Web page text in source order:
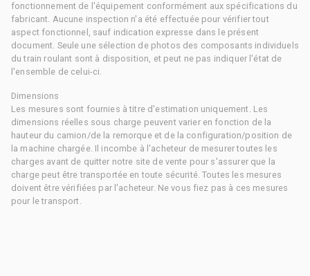
fonctionnement de l'équipement conformément aux spécifications du
fabricant. Aucune inspection n'a été effectuée pour vérifier tout
aspect fonctionnel, sauf indication expresse dans le présent
document. Seule une sélection de photos des composants individuels
du train roulant sont à disposition, et peut ne pas indiquer l'état de
l'ensemble de celui-ci.
Dimensions
Les mesures sont fournies à titre d'estimation uniquement. Les
dimensions réelles sous charge peuvent varier en fonction de la
hauteur du camion/de la remorque et de la configuration/position de
la machine chargée. Il incombe à l'acheteur de mesurer toutes les
charges avant de quitter notre site de vente pour s'assurer que la
charge peut être transportée en toute sécurité. Toutes les mesures
doivent être vérifiées par l'acheteur. Ne vous fiez pas à ces mesures
pour le transport.